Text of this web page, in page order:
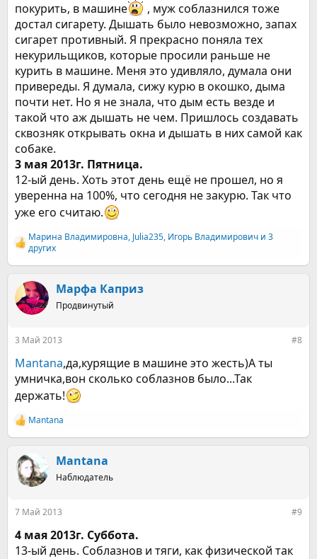
покурить, в машине
, муж соблазнился тоже
достал сигарету. Дышать было невозможно, запах
сигарет противный. Я прекрасно поняла тех
некурильщиков, которые просили раньше не
курить в машине. Меня это удивляло, думала они
привереды. Я думала, сижу курю в окошко, дыма
почти нет. Но я не знала, что дым есть везде и
такой что аж дышать не чем. Пришлось создавать
сквозняк открывать окна и дышать в них самой как
собаке.
3 мая 2013г. Пятница.
12-ый день. Хоть этот день ещё не прошел, но я
уверенна на 100%, что сегодня не закурю. Так что
уже его считаю.
Р
а
ц
и
Марина Владимировна, Julia235, Игорь Владимирович и 3
других
Марфа Каприз
Продвинутый
3 Май 2013 #8
Mantana,да,курящие в машине это жесть)А ты
умничка,вон сколько соблазнов было...Так
держать!
Р
е
к
ц
и
Mantana
Mantana
Наблюдатель
7 Май 2013 #9
4 мая 2013г. Суббота.
13-ый день. Соблазнов и тяги, как физической так